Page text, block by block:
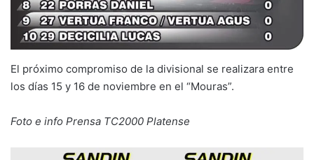
El próximo compromiso de la divisional se realizara entre
los días 15 y 16 de noviembre en el “Mouras”.
Foto e info Prensa TC2000 Platense